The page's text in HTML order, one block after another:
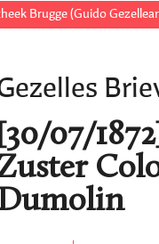
Brugge (Guido
[30/07/